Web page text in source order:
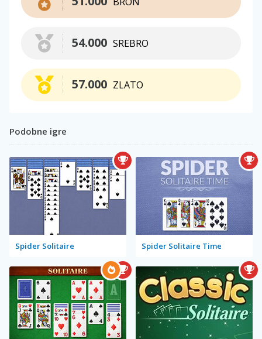
SREBRO
54.000
ZLATO
57.000
Podobne igre
Spider Solitaire Spider Solitaire Time